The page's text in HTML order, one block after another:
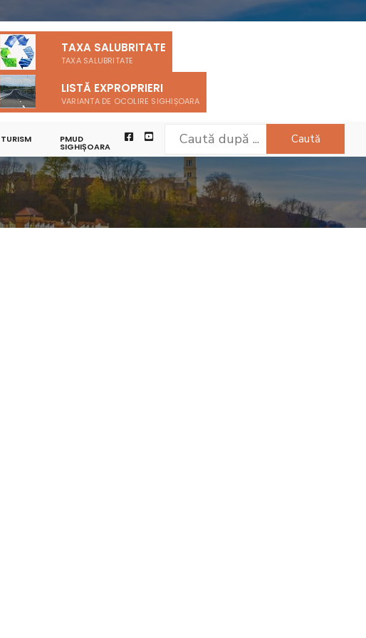
TAXA SALUBRITATE
TAXA SALUBRITATE
LISTĂ EXPROPRIERI
VARIANTA DE OCOLIRE SIGHIȘOARA
TURISM PMUD
SIGHIȘOARA
Caută
FIȘA DE EVALUARE LEGEA NR. 52/2003 PENTRU ANUL 2024